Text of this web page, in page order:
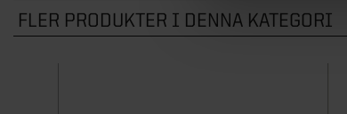
FLER PRODUKTER I DENNA KATEGORI